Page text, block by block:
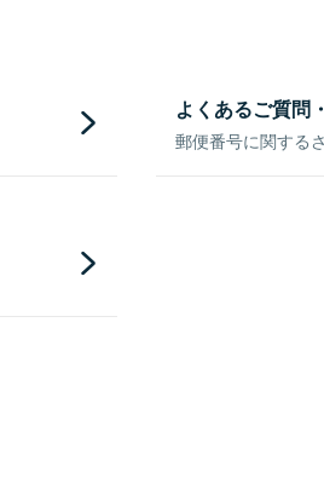
よくあるご質問
郵便番号に関する